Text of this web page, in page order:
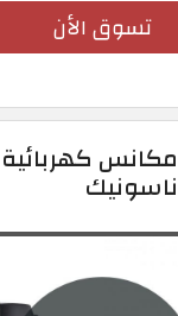
تسوق الأن